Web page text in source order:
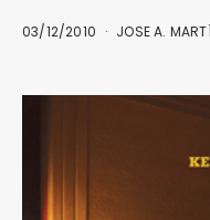
03/12/2010 JOSE A.